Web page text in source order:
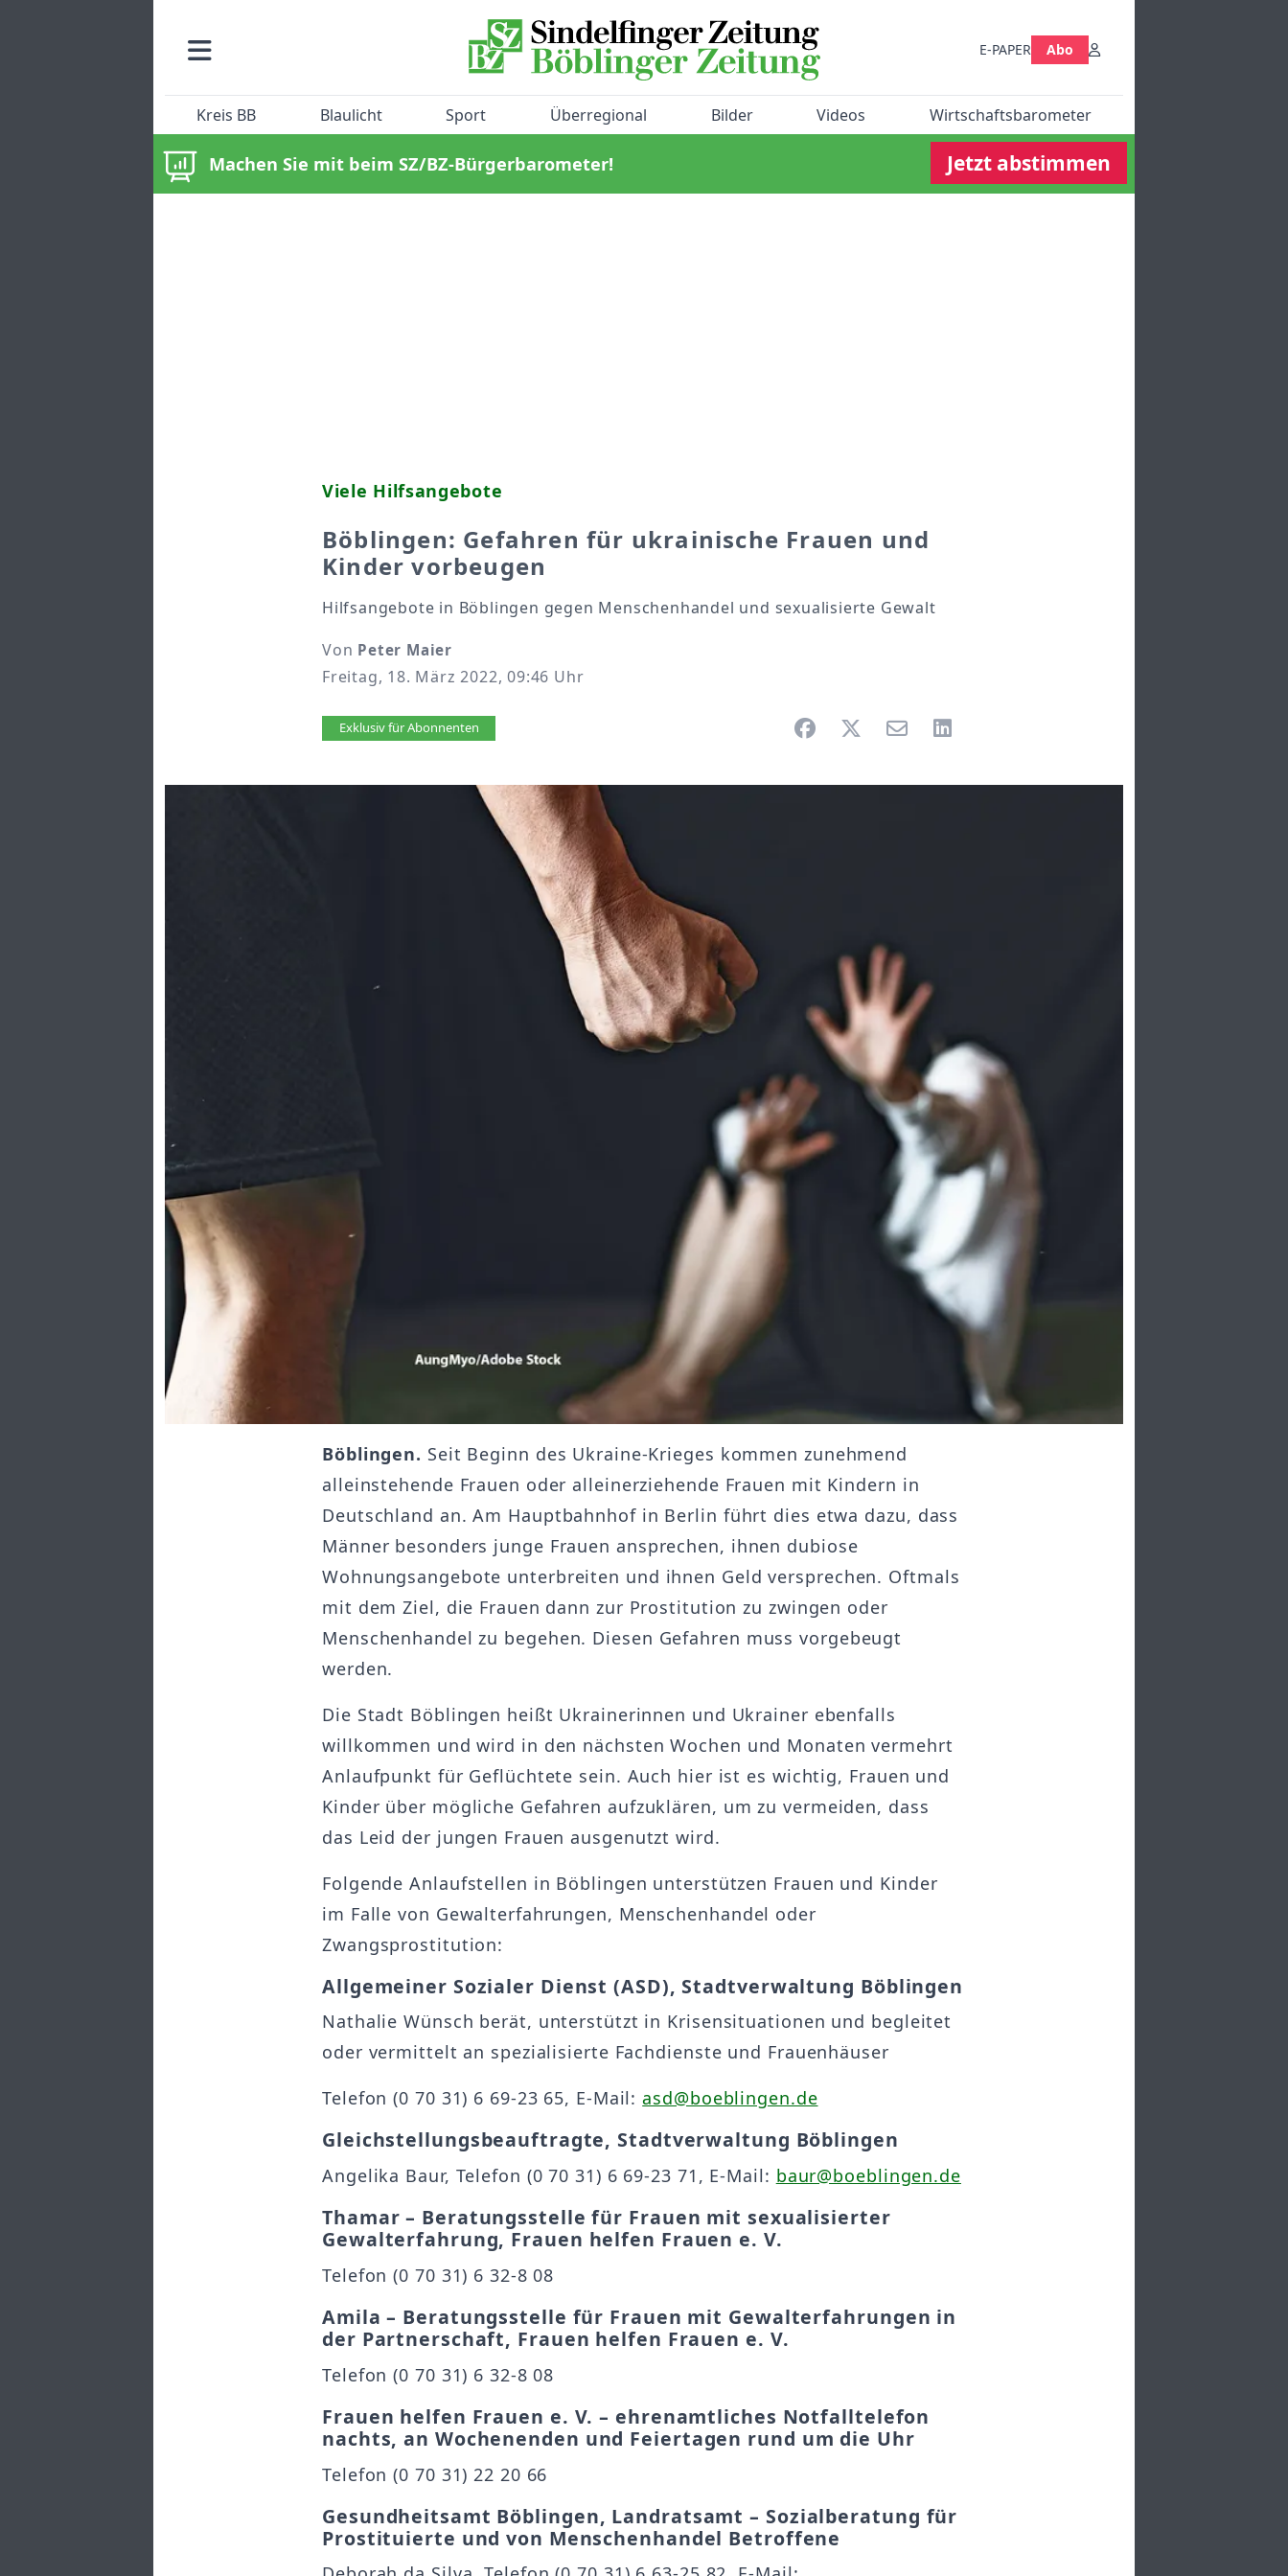
E-PAPER Abo
Kreis BB Blaulicht Sport Überregional Bilder Videos Wirtschaftsbarometer
Machen Sie mit beim SZ/BZ-Bürgerbarometer! Jetzt abstimmen
Viele Hilfsangebote
Böblingen: Gefahren für ukrainische Frauen und
Kinder vorbeugen
Hilfsangebote in Böblingen gegen Menschenhandel und sexualisierte Gewalt
Von Peter Maier
Freitag, 18. März 2022, 09:46 Uhr
Artikel vorlesen
Exklusiv für Abonnenten
Böblingen. Seit Beginn des Ukraine-Krieges kommen zunehmend
alleinstehende Frauen oder alleinerziehende Frauen mit Kindern in
Deutschland an. Am Hauptbahnhof in Berlin führt dies etwa dazu, dass
Männer besonders junge Frauen ansprechen, ihnen dubiose
Wohnungsangebote unterbreiten und ihnen Geld versprechen. Oftmals
mit dem Ziel, die Frauen dann zur Prostitution zu zwingen oder
Menschenhandel zu begehen. Diesen Gefahren muss vorgebeugt
werden.
Die Stadt Böblingen heißt Ukrainerinnen und Ukrainer ebenfalls
willkommen und wird in den nächsten Wochen und Monaten vermehrt
Anlaufpunkt für Geflüchtete sein. Auch hier ist es wichtig, Frauen und
Kinder über mögliche Gefahren aufzuklären, um zu vermeiden, dass
das Leid der jungen Frauen ausgenutzt wird.
Folgende Anlaufstellen in Böblingen unterstützen Frauen und Kinder
im Falle von Gewalterfahrungen, Menschenhandel oder
Zwangsprostitution:
Allgemeiner Sozialer Dienst (ASD), Stadtverwaltung Böblingen
Nathalie Wünsch berät, unterstützt in Krisensituationen und begleitet
oder vermittelt an spezialisierte Fachdienste und Frauenhäuser
Telefon (0 70 31) 6 69-23 65, E-Mail:asd@boeblingen.de
Gleichstellungsbeauftragte, Stadtverwaltung Böblingen
Angelika Baur, Telefon (0 70 31) 6 69-23 71, E-Mail: baur@boeblingen.de
Thamar – Beratungsstelle für Frauen mit sexualisierter
Gewalterfahrung, Frauen helfen Frauen e. V.
Telefon (0 70 31) 6 32-8 08
Amila – Beratungsstelle für Frauen mit Gewalterfahrungen in
der Partnerschaft, Frauen helfen Frauen e. V.
Telefon (0 70 31) 6 32-8 08
Frauen helfen Frauen e. V. – ehrenamtliches Notfalltelefon
nachts, an Wochenenden und Feiertagen rund um die Uhr
Telefon (0 70 31) 22 20 66
Gesundheitsamt Böblingen, Landratsamt – Sozialberatung für
Prostituierte und von Menschenhandel Betroffene